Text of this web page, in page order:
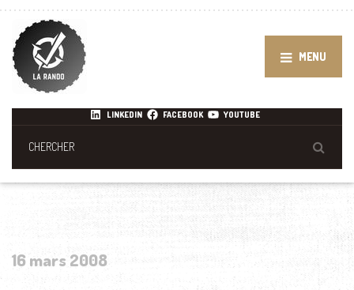
MENU
LINKEDIN FACEBOOK YOUTUBE
16 mars 2008